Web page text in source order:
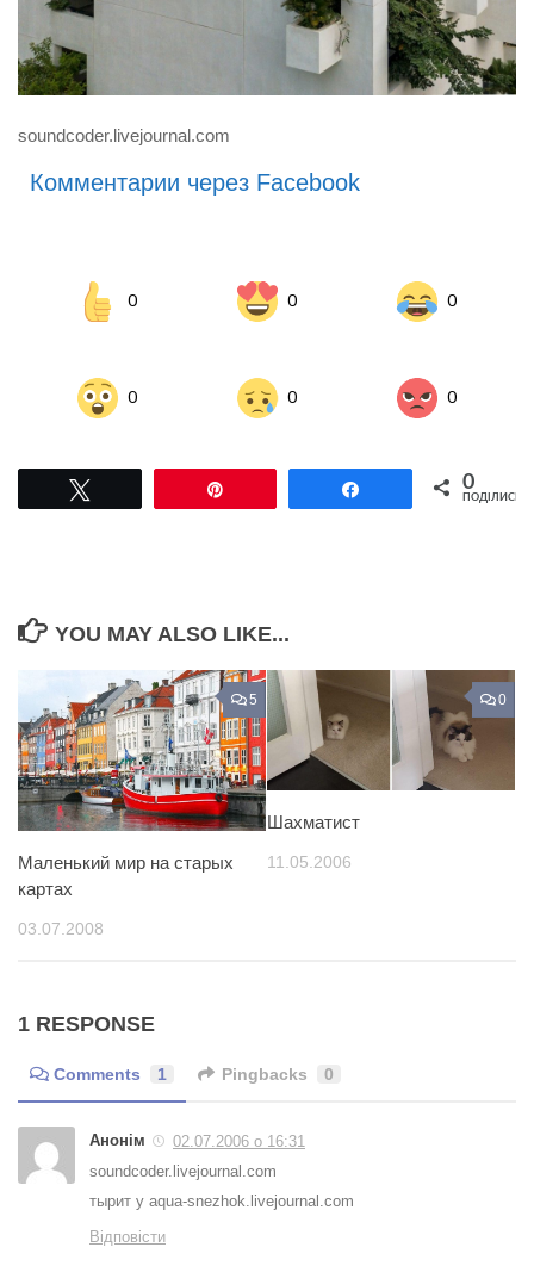
soundcoder.livejournal.com
Комментарии через Facebook
0 0 0
0 0 0
Поділитися0
ПОДІЛИСЬ
YOU MAY ALSO LIKE...
5
Маленький мир на старых
картах
03.07.2008
0
Шахматист
11.05.2006
1 RESPONSE
Comments 1 Pingbacks 0
Анонім
02.07.2006 о 16:31
soundcoder.livejournal.com
тырит у aqua-snezhok.livejournal.com
Відповісти